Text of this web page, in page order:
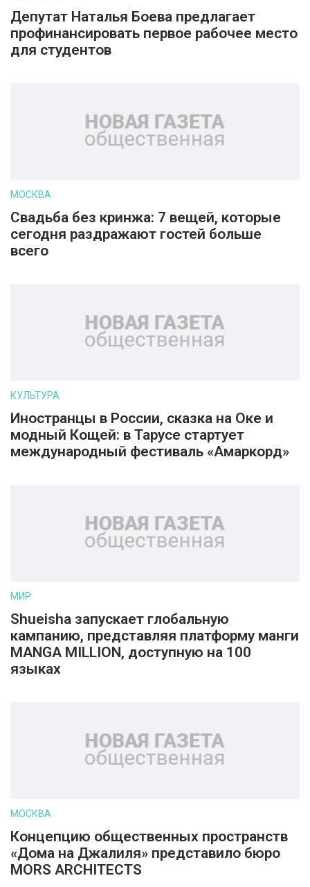
Депутат Наталья Боева предлагает
профинансировать первое рабочее место
для студентов
МОСКВА
Свадьба без кринжа: 7 вещей, которые
сегодня раздражают гостей больше
всего
КУЛЬТУРА
Иностранцы в России, сказка на Оке и
модный Кощей: в Тарусе стартует
международный фестиваль «Амаркорд»
МИР
Shueisha запускает глобальную
кампанию, представляя платформу манги
MANGA MILLION, доступную на 100
языках
МОСКВА
Концепцию общественных пространств
«Дома на Джалиля» представило бюро
MORS ARCHITECTS